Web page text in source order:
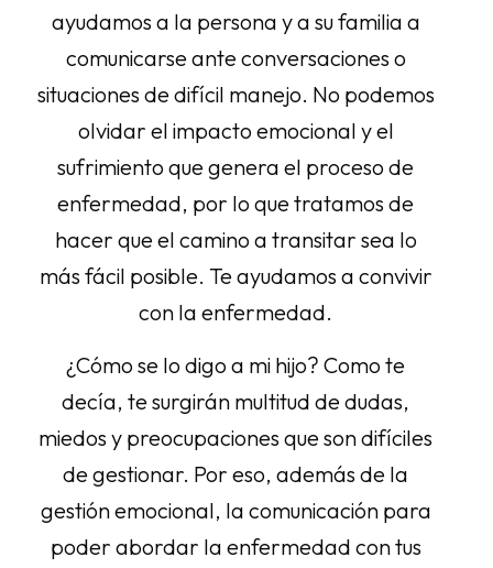
ayudamos a la persona y a su familia a
comunicarse ante conversaciones o
situaciones de difícil manejo. No podemos
olvidar el impacto emocional y el
sufrimiento que genera el proceso de
enfermedad, por lo que tratamos de
hacer que el camino a transitar sea lo
más fácil posible. Te ayudamos a convivir
con la enfermedad.
¿Cómo se lo digo a mi hijo? Como te
decía, te surgirán multitud de dudas,
miedos y preocupaciones que son difíciles
de gestionar. Por eso, además de la
gestión emocional, la comunicación para
poder abordar la enfermedad con tus